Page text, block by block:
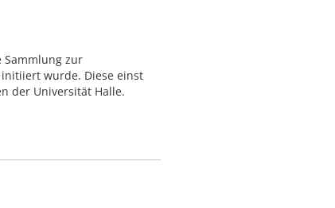
Sammlung zur
wurde. Diese einst
der Universität Halle.